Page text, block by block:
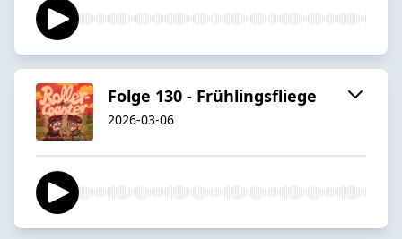
Folge 130 - Frühlingsfliege
2026-03-06